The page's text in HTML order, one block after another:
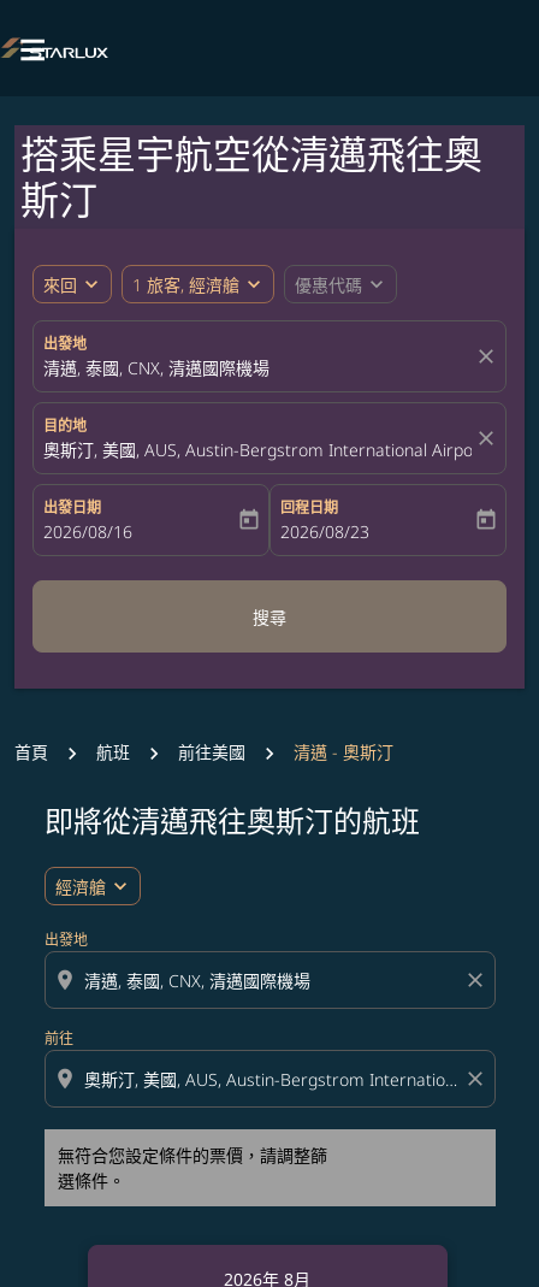

搭乘星宇航空從清邁飛往奧
斯汀
來回 expand_more 1 旅客, 經濟艙 expand_more 優惠代碼 expand_more
出發地
清邁, 泰國, CNX, 清邁國際機場 close
目的地
奧斯汀, 美國, AUS, Austin-Bergstrom International Airportclose
出發日期
fc-booking-departure-date-aria-label
2026/08/16 today
回程日期
fc-booking-return-date-aria-label
2026/08/23 today
搜尋
首頁 航班 前往美國 清邁 - 奧斯汀
即將從清邁飛往奧斯汀的航班
經濟艙 expand_more
出發地
location_on close
前往
location_on close
無符合您設定條件的票價，請調整篩
選條件。
無符合您設定條件的票價，請調整篩選條件。
2026年 8月